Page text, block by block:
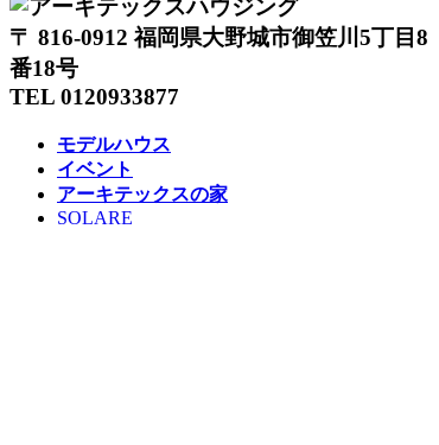
〒 816-0912 福岡県大野城市御笠川5丁目8
番18号
TEL 0120933877
モデルハウス
イベント
アーキテックスの家
SOLARE